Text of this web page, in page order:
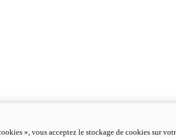
», vous acceptez le stockage de cookies sur